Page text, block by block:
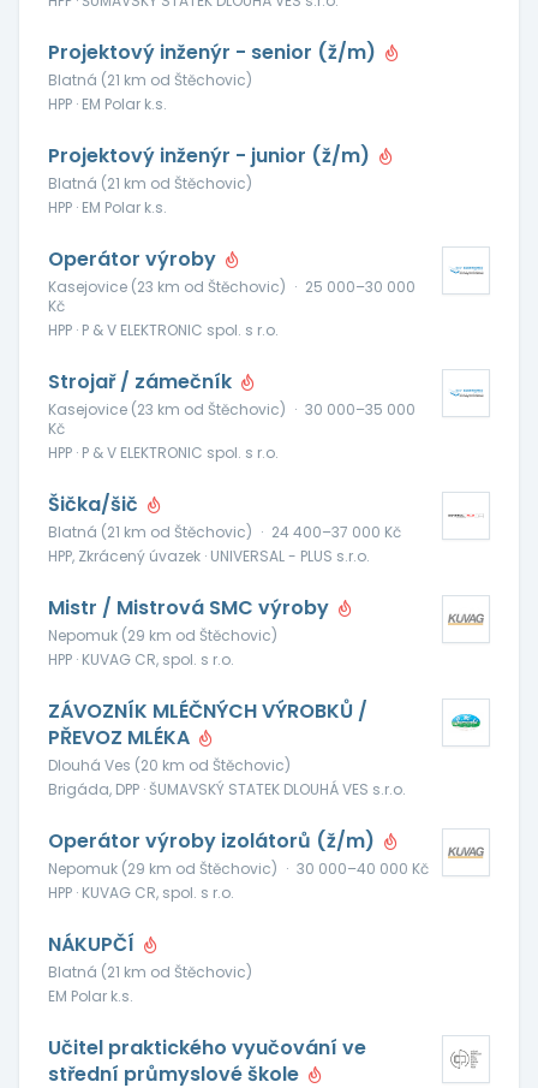
Projektový inženýr - senior (ž/m)
Blatná (21 km od Štěchovic)
HPP · EM Polar k.s.
Projektový inženýr - junior (ž/m)
Blatná (21 km od Štěchovic)
HPP · EM Polar k.s.
Operátor výroby
Kasejovice (23 km od Štěchovic) · 25 000–30 000
Kč
HPP · P & V ELEKTRONIC spol. s r.o.
Strojař / zámečník
Kasejovice (23 km od Štěchovic) · 30 000–35 000
Kč
HPP · P & V ELEKTRONIC spol. s r.o.
Šička/šič
Blatná (21 km od Štěchovic) · 24 400–37 000 Kč
HPP, Zkrácený úvazek · UNIVERSAL - PLUS s.r.o.
Mistr / Mistrová SMC výroby
Nepomuk (29 km od Štěchovic)
HPP · KUVAG CR, spol. s r.o.
ZÁVOZNÍK MLÉČNÝCH VÝROBKŮ /
PŘEVOZ MLÉKA
Dlouhá Ves (20 km od Štěchovic)
Brigáda, DPP · ŠUMAVSKÝ STATEK DLOUHÁ VES s.r.o.
Operátor výroby izolátorů (ž/m)
Nepomuk (29 km od Štěchovic) · 30 000–40 000 Kč
HPP · KUVAG CR, spol. s r.o.
NÁKUPČÍ
Blatná (21 km od Štěchovic)
EM Polar k.s.
Učitel praktického vyučování ve
střední průmyslové škole